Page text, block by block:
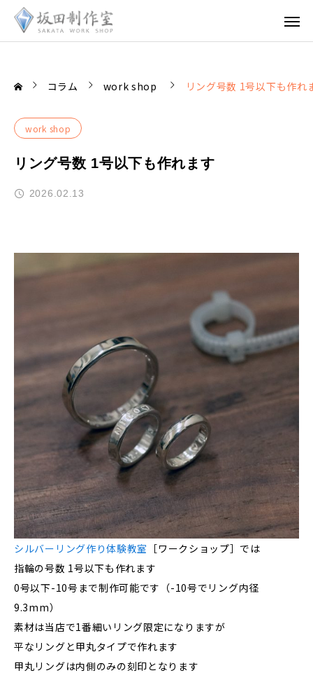
コラム work shop リング号数 1号以下も作れ
work shop
リング号数 1号以下も作れます
2026.02.13
シルバーリング作り体験教室 ［ワークショップ］では
指輪の号数 1号以下も作れます
0号以下-10号まで制作可能です（-10号でリング内径
9.3mm）
素材は当店で1番細いリング限定になりますが
平なリングと甲丸タイプで作れます
甲丸リングは内側のみの刻印となります